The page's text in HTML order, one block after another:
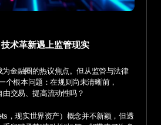
术革新遇上监管现实
个根本问题：在规则尚未清晰前，
交易、提高流动性吗？
，现实世界资产）概念并不新颖，但透